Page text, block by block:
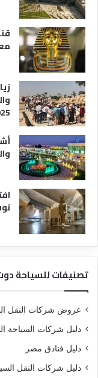
تصنيفات للسياحة
عروض شركات النقل
دليل شركات السياحة
دليل فنادق مصر
دليل شركات النقل